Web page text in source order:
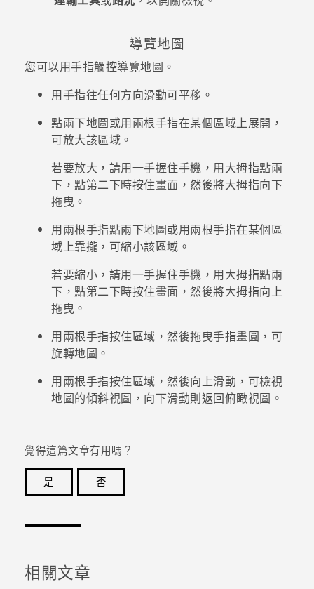
導覽地圖
您可以用手指觸控導覽地圖。
用手指往任何方向滑動可平移。
點兩下地圖或用兩根手指在某個區域上展開，
可放大該區域。
若要放大，請用一手握住手機，用大拇指點兩
下，點第二下時按住畫面，然後將大拇指向下
拖曳。
用兩根手指點兩下地圖或用兩根手指在某個區
域上靠攏，可縮小該區域。
若要縮小，請用一手握住手機，用大拇指點兩
下，點第二下時按住畫面，然後將大拇指向上
拖曳。
用兩根手指按住區域，然後拖曳手指畫圓，可
旋轉地圖。
用兩根手指按住區域，然後向上滑動，可檢視
地圖的傾斜視圖，向下滑動則返回俯瞰視圖。
覺得這篇文章有用嗎？
是
否
相關文章